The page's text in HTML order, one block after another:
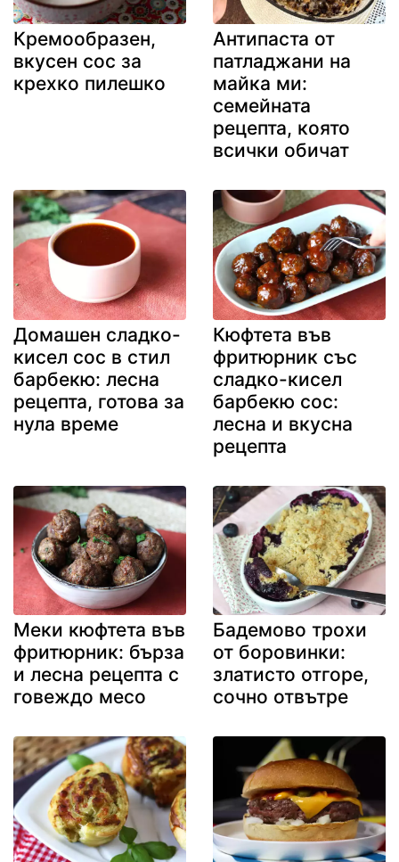
Кремообразен,
вкусен сос за
крехко пилешко
Антипаста от
патладжани на
майка ми:
семейната
рецепта, която
всички обичат
Домашен сладко-
кисел сос в стил
барбекю: лесна
рецепта, готова за
нула време
Кюфтета във
фритюрник със
сладко-кисел
барбекю сос:
лесна и вкусна
рецепта
Меки кюфтета във
фритюрник: бърза
и лесна рецепта с
говеждо месо
Бадемово трохи
от боровинки:
златисто отгоре,
сочно отвътре